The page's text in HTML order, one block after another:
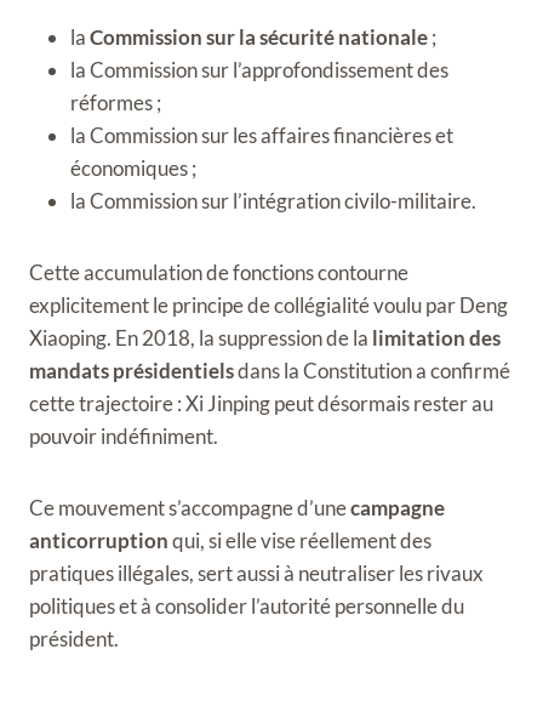
laCommission sur la sécurité nationale;
la Commission sur l’approfondissement des
réformes ;
la Commission sur les affaires financières et
économiques ;
la Commission sur l’intégration civilo-militaire.
Cette accumulation de fonctions contourne
explicitement le principe de collégialité voulu par Deng
Xiaoping. En 2018, la suppression de la limitation des
mandats présidentielsdans la Constitution a confirmé
cette trajectoire : Xi Jinping peut désormais rester au
pouvoir indéfiniment.
Ce mouvement s’accompagne d’unecampagne
anticorruptionqui, si elle vise réellement des
pratiques illégales, sert aussi à neutraliser les rivaux
politiques et à consolider l’autorité personnelle du
président.